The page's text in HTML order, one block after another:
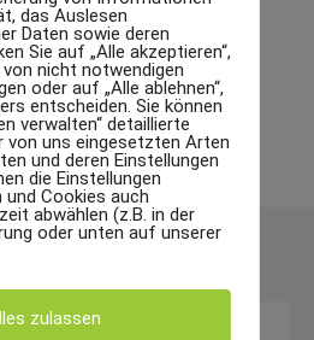
Effektlacke, Stanzen
das Auslesen
Daten sowie deren
Sie auf „Alle akzeptieren“,
nicht notwendigen
oder auf „Alle ablehnen“,
entscheiden. Sie können
verwalten“ detaillierte
von uns eingesetzten Arten
und deren Einstellungen
die Einstellungen
Cookies auch
abwählen (z.B. in der
oder unten auf unserer
zulassen